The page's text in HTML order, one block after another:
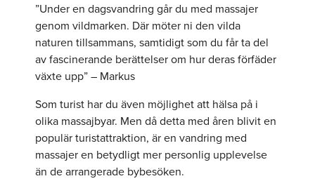
”Under en dagsvandring går du med massajer
genom vildmarken. Där möter ni den vilda
naturen tillsammans, samtidigt som du får ta del
av fascinerande berättelser om hur deras förfäder
växte upp” – Markus
Som turist har du även möjlighet att hälsa på i
olika massajbyar. Men då detta med åren blivit en
populär turistattraktion, är en vandring med
massajer en betydligt mer personlig upplevelse
än de arrangerade bybesöken.